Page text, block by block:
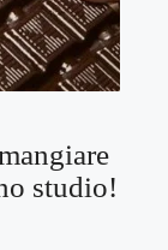
studio!